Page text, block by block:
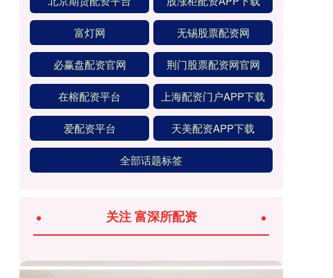
富灯网 无锡股票配资网
必赢盘配资官网 荆门股票配资网官网
在榕配资平台 上海配资门户APP下载
爱配资平台 天美配资APP下载
全部话题标签
关注 富深所配资